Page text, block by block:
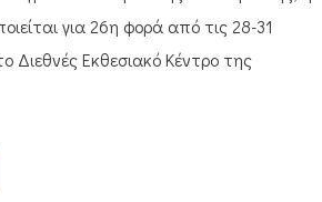
για 26η φορά από τις 28-31
Διεθνές Εκθεσιακό Κέντρο της